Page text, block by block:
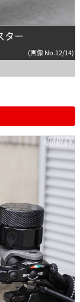
ター
(画像 No.12/14)